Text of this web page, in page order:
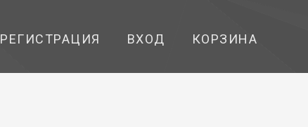
РЕГИСТРАЦИЯ ВХОД КОРЗИНА